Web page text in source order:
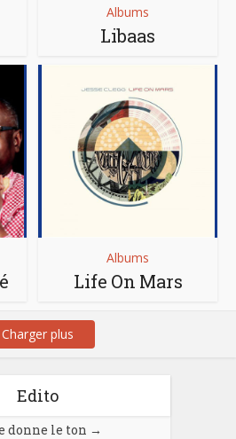
Albums
Libaas
Albums
Life On Mars
Charger plus
Edito
donne le ton →